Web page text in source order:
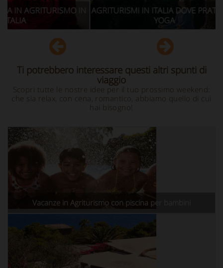
IN AGRITURISMI IN ITALIA DOVE PRATICARE
Ti potrebbero interessare questi altri spunti di
viaggio
Scopri tutte le nostre idee per il tuo prossimo weekend:
che sia relax, con cena, romantico, abbiamo quello di cui
hai bisogno!
Vacanze in Agriturismo con piscina per bambini